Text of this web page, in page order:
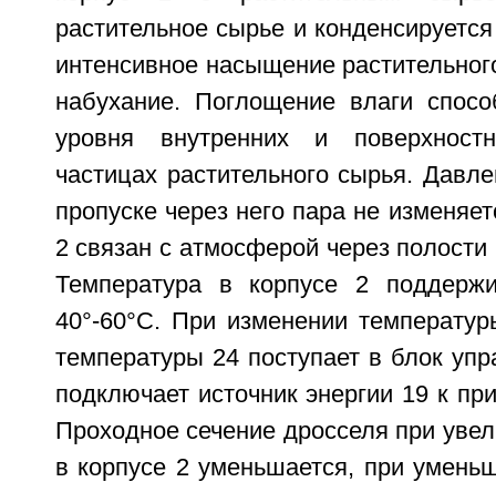
растительное сырье и
интенсивное насыщение
набухание. Поглощение влаги
уровня внутренних и
частицах растительного сырья.
пропуске через него пара не
2 связан с атмосферой через
Температура в корпусе 2
40°-60°C. При изменении
температуры 24 поступает в блок
подключает источник энергии 19 к
Проходное сечение дросселя при
в корпусе 2 уменьшается, при